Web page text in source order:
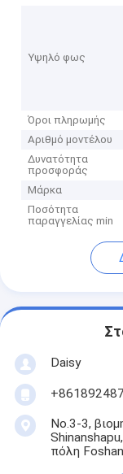
Υψηλό φως
Όροι πληρωμής
Αριθμό μοντέλου
Δυνατότητα
προσφοράς
Μάρκα
Ποσότητα
παραγγελίας min
Daisy
No.3-3,
πόλη